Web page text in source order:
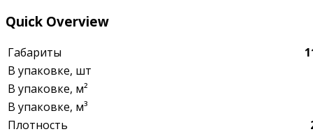
Quick Overview
Габариты
В упаковке, шт
В упаковке, м²
В упаковке, м³
Плотность